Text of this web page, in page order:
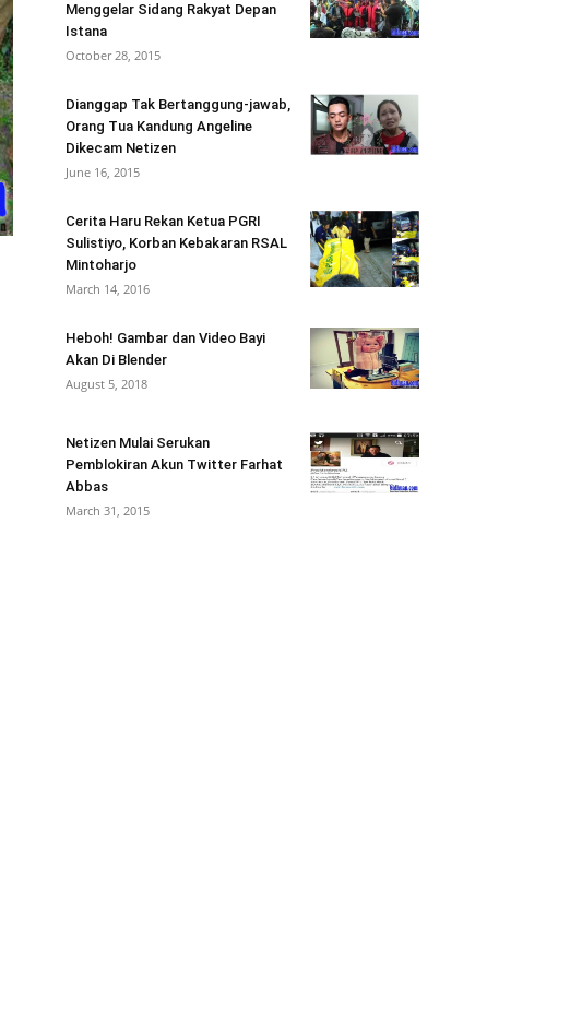
Menggelar Sidang Rakyat Depan
Istana
October 28, 2015
Dianggap Tak Bertanggung-jawab,
Orang Tua Kandung Angeline
Dikecam Netizen
June 16, 2015
Cerita Haru Rekan Ketua PGRI
Sulistiyo, Korban Kebakaran RSAL
Mintoharjo
March 14, 2016
Heboh! Gambar dan Video Bayi
Akan Di Blender
August 5, 2018
Netizen Mulai Serukan
Pemblokiran Akun Twitter Farhat
Abbas
March 31, 2015